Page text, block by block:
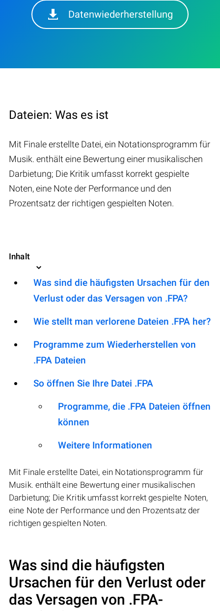
Datenwiederherstellung
Dateien: Was es ist
Mit Finale erstellte Datei, ein Notationsprogramm für
Musik. enthält eine Bewertung einer musikalischen
Darbietung; Die Kritik umfasst korrekt gespielte
Noten, eine Note der Performance und den
Prozentsatz der richtigen gespielten Noten.
Inhalt
Was sind die häufigsten Ursachen für den
Verlust oder das Versagen von .FPA?
Wie stellt man verlorene Dateien .FPA her?
Programme zum Wiederherstellen von
.FPA Dateien
So öffnen Sie Ihre Datei .FPA
Programme, die .FPA Dateien öffnen
können
Weitere Informationen
Mit Finale erstellte Datei, ein Notationsprogramm für
Musik. enthält eine Bewertung einer musikalischen
Darbietung; Die Kritik umfasst korrekt gespielte Noten,
eine Note der Performance und den Prozentsatz der
richtigen gespielten Noten.
Was sind die häufigsten
Ursachen für den Verlust oder
das Versagen von .FPA-